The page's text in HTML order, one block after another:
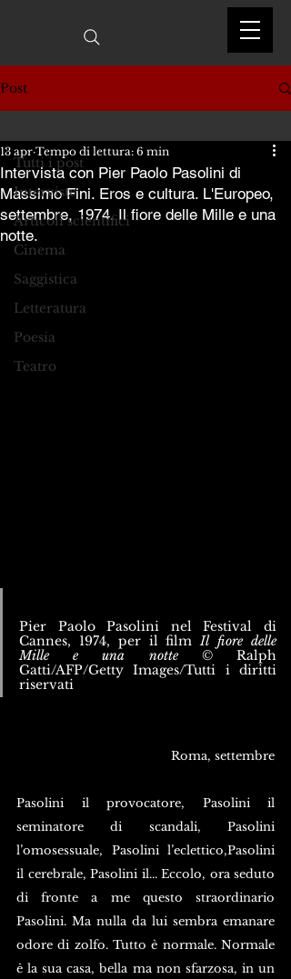
Post
Tutti i post
Interviste
Articoli scientifici
Cinema
Saggistica
Letteratura
Poesia
Teatro
Intervista con Pier Paolo Pasolini di
Massimo Fini. Eros e cultura. L'Europeo,
settembre, 1974. Il fiore delle Mille e una
notte.
13 apr Tempo di lettura: 6 min
Pier Paolo Pasolini nel Festival di
Cannes, 1974, per il film Il fiore delle
Mille e una notte © Ralph
Gatti/AFP/Getty Images/Tutti i diritti
riservati
Roma, settembre
Pasolini il provocatore, Pasolini il
seminatore di scandali, Pasolini
l’omosessuale, Pasolini l’eclettico,Pasolini
il cerebrale, Pasolini il... Eccolo, ora seduto
di fronte a me questo straordinario
Pasolini. Ma nulla da lui sembra emanare
odore di zolfo. Tutto è normale. Normale
è la sua casa, bella ma non sfarzosa, in un